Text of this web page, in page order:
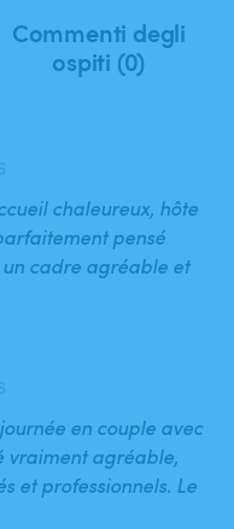
Commenti degli
ospiti (0)
chaleureux, hôte
pensé
cadre agréable et
en couple avec
vraiment agréable,
et professionnels. Le